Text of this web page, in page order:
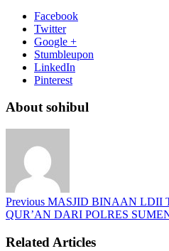
Facebook
Twitter
Google +
Stumbleupon
LinkedIn
Pinterest
About sohibul
Previous MASJID BINAAN LDII
QUR’AN DARI POLRES
Related Articles